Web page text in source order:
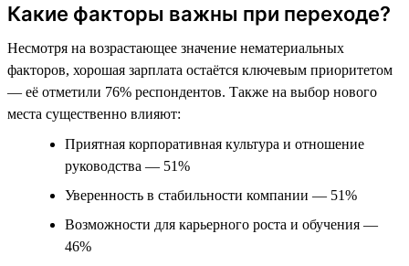
Какие факторы важны при переходе?
Несмотря на возрастающее значение нематериальных
факторов, хорошая зарплата остаётся ключевым приоритетом
— её отметили 76% респондентов. Также на выбор нового
места существенно влияют:
Приятная корпоративная культура и отношение
руководства — 51%
Уверенность в стабильности компании — 51%
Возможности для карьерного роста и обучения —
46%